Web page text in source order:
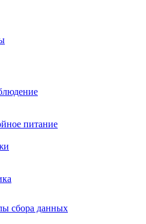
питание
сбора данных